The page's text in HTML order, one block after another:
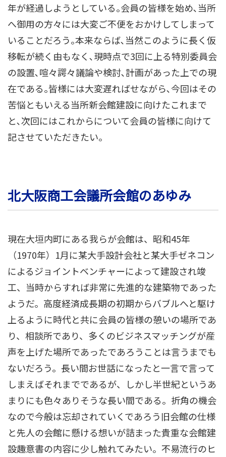
年が経過しようとしている｡会員の皆様を始め､当所
へ御用の方々には大変ご不便をおかけしてしまって
いることだろう｡本来ならば､当然このように長く仮
移転が続く由もなく､現時点で3回に上る特別委員会
の設置､喧々諤々議論や検討､計画があった上での現
在である｡皆様には大変遅ればせながら､今回はその
苦悩ともいえる当所新会館建設に向けたこれまで
と､次回にはこれからについて会員の皆様に向けて
記させていただきたい｡
北大阪商工会議所会館のあゆみ
現在大垣内町にある我らが会館は、昭和45年
（1970年）1月に某大手設計会社と某大手ゼネコン
によるジョイントベンチャーによって建設され竣
工、当時からすれば非常に先進的な建築物であった
ようだ。高度経済成長期の初期からバブルへと駆け
上るように時代と共に会員の皆様の憩いの場所であ
り、相談所であり、多くのビジネスマッチングが産
声を上げた場所であったであろうことは言うまでも
ないだろう。長い間お世話になったと一言で言って
しまえばそれまでであるが、しかし半世紀というあ
まりにも色々ありそうな長い間である。折角の機会
なので今般は忘却されていくであろう旧会館の仕様
と先人の会館に懸ける想いが詰まった貴重な会館建
設趣意書の内容に少し触れてみたい。不易流行のヒ